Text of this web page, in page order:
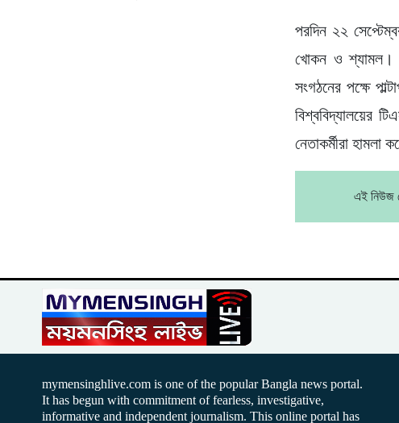
পরদিন ২২
খোকন ও শ্যামল।
সংগঠনের পক্ষে
বিশ্ববিদ্যালয়ের
নেতাকর্মীরা হামলা
এই নিউজ
mymensinghlive.com is one of the popular Bangla news portal.
It has begun with commitment of fearless, investigative,
informative and independent journalism. This online portal has